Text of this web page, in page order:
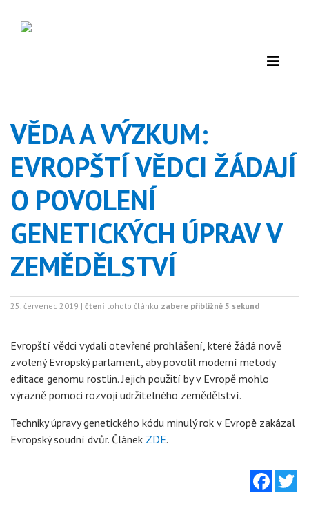
VĚDA A VÝZKUM:
EVROPŠTÍ VĚDCI ŽÁDAJÍ
O POVOLENÍ
GENETICKÝCH ÚPRAV V
ZEMĚDĚLSTVÍ
25. červenec 2019 | čtení tohoto článku zabere přibližně 5 sekund
Evropští vědci vydali otevřené prohlášení, které žádá nově
zvolený Evropský parlament, aby povolil moderní metody
editace genomu rostlin. Jejich použití by v Evropě mohlo
výrazně pomoci rozvoji udržitelného zemědělství.
Techniky úpravy genetického kódu minulý rok v Evropě zakázal
Evropský soudní dvůr. Článek ZDE.